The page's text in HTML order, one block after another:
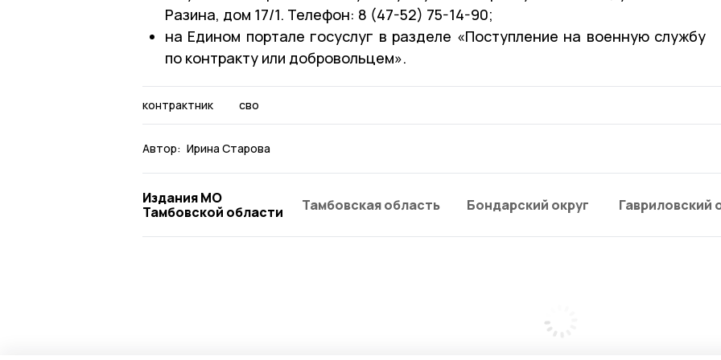
Разина, дом 17/1. Телефон: 8 (47-52) 75-14-90;
на Едином портале госуслуг в разделе «Поступление на военную службу
по контракту или добровольцем».
контрактник сво
Автор: Ирина Старова
Издания МО
Тамбовской области
Тамбовская область Бондарский округ Гавриловский